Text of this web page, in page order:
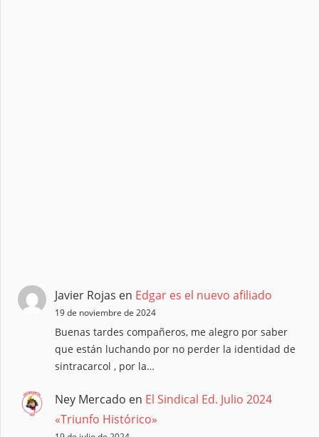
Javier Rojas en Edgar es el nuevo afiliado
19 de noviembre de 2024
Buenas tardes compañeros, me alegro por saber
que están luchando por no perder la identidad de
sintracarcol , por la…
Ney Mercado en El Sindical Ed. Julio 2024
«Triunfo Histórico»